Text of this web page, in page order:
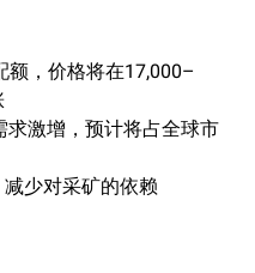
额，价格将在17,000–
激增，预计将占全球市
少对采矿的依赖